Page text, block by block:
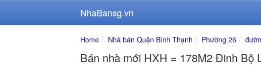
NhaBansg.vn
Home Nhà bán Quận Bình Thạnh Phường 26
Bán nhà mới HXH = 178M2 Đinh Bộ